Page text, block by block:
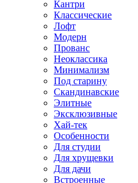
Кантри
Классические
Лофт
Модерн
Прованс
Неоклассика
Минимализм
Под старину
Скандинавские
Элитные
Эксклюзивные
Хай-тек
Особенности
Для студии
Для хрущевки
Для дачи
Встроенные